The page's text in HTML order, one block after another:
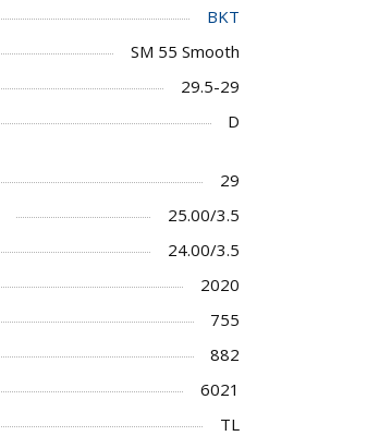
BKT
SM 55 Smooth
29.5-29
D
29
25.00/3.5
24.00/3.5
2020
755
882
6021
TL